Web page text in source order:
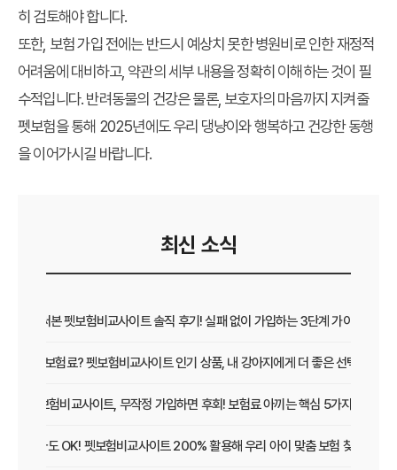
히 검토해야 합니다.
또한, 보험 가입 전에는 반드시 예상치 못한 병원비로 인한 재정적
어려움에 대비하고, 약관의 세부 내용을 정확히 이해하는 것이 필
수적입니다. 반려동물의 건강은 물론, 보호자의 마음까지 지켜줄
펫보험을 통해 2025년에도 우리 댕냥이와 행복하고 건강한 동행
을 이어가시길 바랍니다.
최신 소식
직접 써본 펫보험비교사이트 솔직 후기! 실패 없이 가입하는 3단계 가이드
보장 vs 보험료? 펫보험비교사이트 인기 상품, 내 강아지에게 더 좋은 선택은?
펫보험비교사이트, 무작정 가입하면 후회! 보험료 아끼는 핵심 5가지
초보 집사도 OK! 펫보험비교사이트 200% 활용해 우리 아이 맞춤 보험 찾는 법